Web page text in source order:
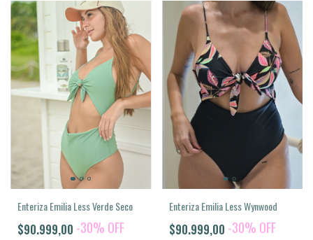
Enteriza Emilia Less Verde Seco
$90.999,00 -30% OFF
Enteriza Emilia Less Wynwood
$90.999,00 -30% OFF